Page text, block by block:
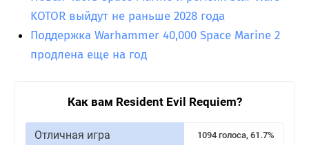
KOTOR выйдут не раньше 2028 года
Поддержка Warhammer 40,000 Space Marine 2
продлена еще на год
Как вам Resident Evil Requiem?
Отличная игра 1094 голоса, 61.7%